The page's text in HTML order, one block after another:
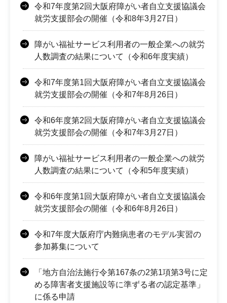
令和7年度第2回大阪府障がい者自立支援協議会
就労支援部会の開催（令和8年3月27日）
障がい福祉サービス利用者の一般企業への就労
人数調査の結果について（令和6年度実績）
令和7年度第1回大阪府障がい者自立支援協議会
就労支援部会の開催（令和7年8月26日）
令和6年度第2回大阪府障がい者自立支援協議会
就労支援部会の開催（令和7年3月27日）
障がい福祉サービス利用者の一般企業への就労
人数調査の結果について（令和5年度実績）
令和6年度第1回大阪府障がい者自立支援協議会
就労支援部会の開催（令和6年8月26日）
令和7年度大阪府庁内難病患者のモデル実習の
参加募集について
「地方自治法施行令第167条の2第1項第3号に定
める障害者支援施設等に準ずる者の認定基準」
に係る申請